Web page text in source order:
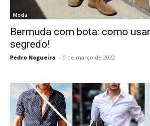
Moda
Bermuda com bota: como
segredo!
Pedro Nogueira - 9 de março de 2022